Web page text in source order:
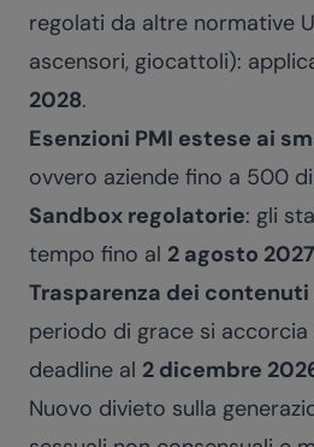
regolati da altre normative
ascensori, giocattoli):
2028.
Esenzioni PMI estese ai
ovvero aziende fino a 500
Sandbox regolatorie: gli
tempo fino al 2 agosto 2027
Trasparenza dei
periodo di grace si accorcia
deadline al 2 dicembre
Nuovo divieto sulla